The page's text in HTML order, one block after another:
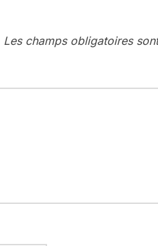
Les champs obligatoires